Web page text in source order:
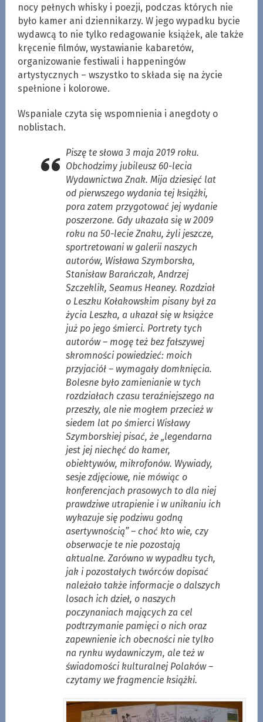
nocy pełnych whisky i poezji, podczas których nie
było kamer ani dziennikarzy. W jego wypadku bycie
wydawcą to nie tylko redagowanie książek, ale także
kręcenie filmów, wystawianie kabaretów,
organizowanie festiwali i happeningów
artystycznych – wszystko to składa się na życie
spełnione i kolorowe.
Wspaniale czyta się wspomnienia i anegdoty o
noblistach.
Piszę te słowa 3 maja 2019 roku.
Obchodzimy jubileusz 60-lecia
Wydawnictwa Znak. Mija dziesięć lat
od pierwszego wydania tej książki,
pora zatem przygotować jej wydanie
poszerzone. Gdy ukazała się w 2009
roku na 50-lecie Znaku, żyli jeszcze,
sportretowani w galerii naszych
autorów, Wisława Szymborska,
Stanisław Barańczak, Andrzej
Szczeklik, Seamus Heaney. Rozdział
o Leszku Kołakowskim pisany był za
życia Leszka, a ukazał się w książce
już po jego śmierci. Portrety tych
autorów – mogę też bez fałszywej
skromności powiedzieć: moich
przyjaciół – wymagały domknięcia.
Bolesne było zamienianie w tych
rozdziałach czasu teraźniejszego na
przeszły, ale nie mogłem przecież w
siedem lat po śmierci Wisławy
Szymborskiej pisać, że „legendarna
jest jej niechęć do kamer,
obiektywów, mikrofonów. Wywiady,
sesje zdjęciowe, nie mówiąc o
konferencjach prasowych to dla niej
prawdziwe utrapienie i w unikaniu ich
wykazuje się podziwu godną
asertywnością” – choć kto wie, czy
obserwacje te nie pozostają
aktualne. Zarówno w wypadku tych,
jak i pozostałych twórców dopisać
należało także informacje o dalszych
losach ich dzieł, o naszych
poczynaniach mających za cel
podtrzymanie pamięci o nich oraz
zapewnienie ich obecności nie tylko
na rynku wydawniczym, ale też w
świadomości kulturalnej Polaków –
czytamy we fragmencie książki.